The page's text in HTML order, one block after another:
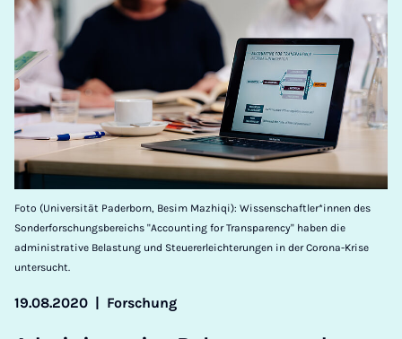
Foto (Universität Paderborn, Besim Mazhiqi): Wissenschaftler*innen des
Sonderforschungsbereichs "Accounting for Transparency" haben die
administrative Belastung und Steuererleichterungen in der Corona-Krise
untersucht.
19.08.2020 | Forschung